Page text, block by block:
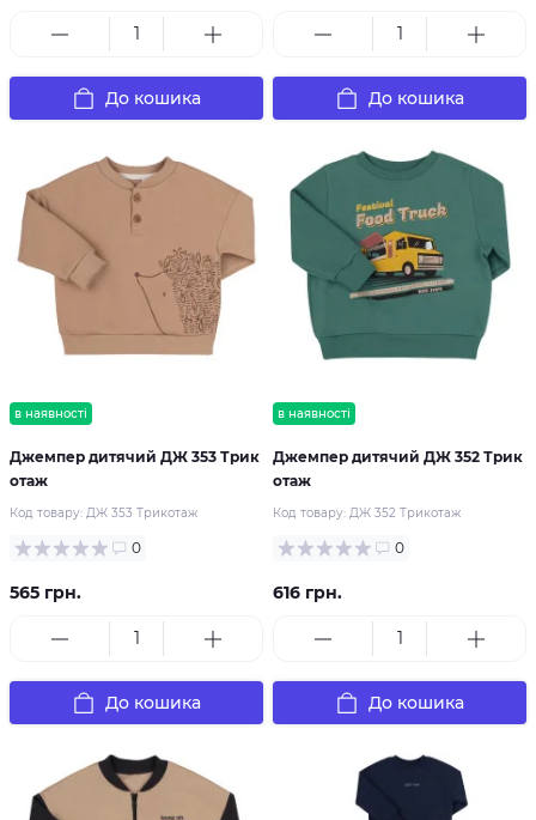
До кошика До кошика
в наявності
Джемпер дитячий ДЖ 353 Трик
отаж
Код товару: ДЖ 353 Трикотаж
0
565 грн.
До кошика
в наявності
Джемпер дитячий ДЖ 352 Трик
отаж
Код товару: ДЖ 352 Трикотаж
0
616 грн.
До кошика